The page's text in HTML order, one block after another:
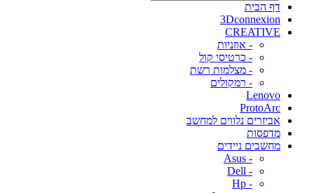
דף הבית
3Dconnexion
CREATIVE
- אוזניות
- כרטיסי קול
- מצלמות רשת
- רמקולים
Lenovo
ProtoArc
אביזרים נלווים למחשב
מדפסות
מחשבים ניידים
- Asus
- Dell
- Hp